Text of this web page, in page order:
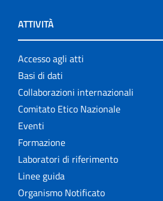
ATTIVITÀ
Accesso agli atti
Basi di dati
Collaborazioni internazionali
Comitato Etico Nazionale
Eventi
Formazione
Laboratori di riferimento
Linee guida
Organismo Notificato